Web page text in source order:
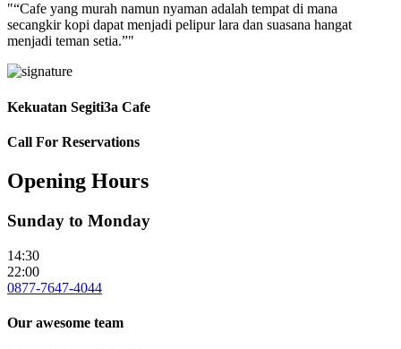
"“Cafe yang murah namun nyaman adalah tempat di mana
secangkir kopi dapat menjadi pelipur lara dan suasana hangat
menjadi teman setia.”"
Kekuatan Segiti3a Cafe
Call For Reservations
Opening Hours
Sunday to Monday
14:30
22:00
0877-7647-4044
Our awesome team